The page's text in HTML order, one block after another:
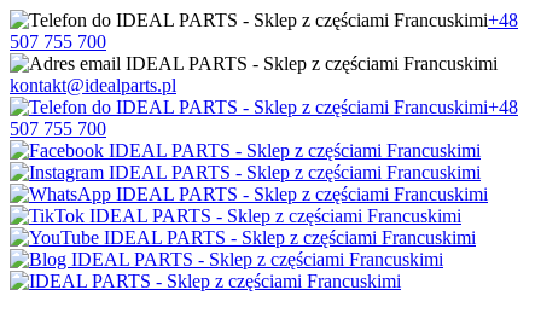
+48
507 755 700
kontakt@idealparts.pl
+48
507 755 700